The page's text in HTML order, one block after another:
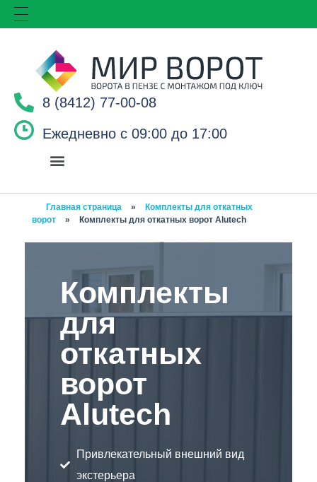
8 (8412) 77-00-08
Ежедневно с 09:00 до 17:00
Главная страница »
Комплекты для откатных
ворот
» Комплекты для откатных ворот Alutech
Комплекты
для
откатных
ворот
Alutech
Привлекательный внешний вид
экстерьера